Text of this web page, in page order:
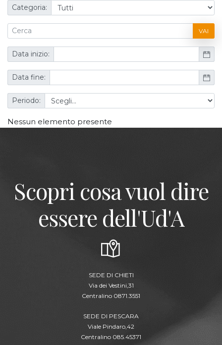
Categoria:
VAI
Data inizio:
Data fine:
Periodo:
Nessun elemento presente
Scopri cosa vuol dire
essere dell'Ud'A
SEDE DI CHIETI
Via dei Vestini,31
Centralino 0871.3551
SEDE DI PESCARA
Viale Pindaro,42
Centralino 085.45371